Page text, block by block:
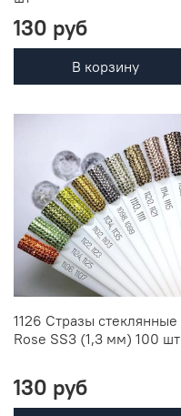
130 руб
В корзину
1126 Стразы стеклянные
Rose SS3 (1,3 мм) 100 шт
130 руб